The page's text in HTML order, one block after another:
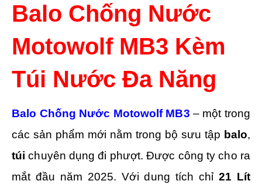
Balo Chống Nước
Motowolf MB3 Kèm
Túi Nước Đa Năng
Balo Chống Nước Motowolf MB3 – một trong
các sản phẩm mới nằm trong bộ sưu tập balo,
túi chuyên dụng đi phượt. Được công ty cho ra
mắt đầu năm 2025. Với dung tích chỉ 21 Lít